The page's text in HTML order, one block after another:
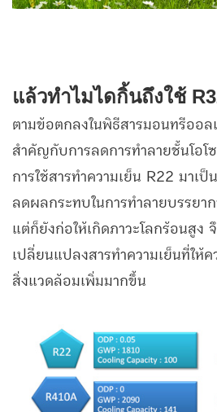
แล้วทำไมไดกิ้นถึงใช้
ตามข้อตกลงในพิธีสารมอนทรีออ
สำคัญกับการลดการทำลายชั้นโอโ
การใช้สารทำความเย็น R22 มาเ
ลดผลกระทบในการทำลายบรรยา
แต่ก็ยังก่อให้เกิดภาวะโลกร้อนสูง
เปลี่ยนแปลงสารทำความเย็นที่ให้
สิ่งแวดล้อมเพิ่มมากขึ้น